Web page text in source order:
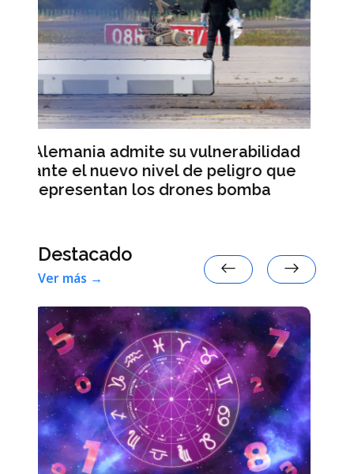
que
Varios candidatos a la
francesa denuncian
rusas en la campaña electoral
Destacado
Ver más →